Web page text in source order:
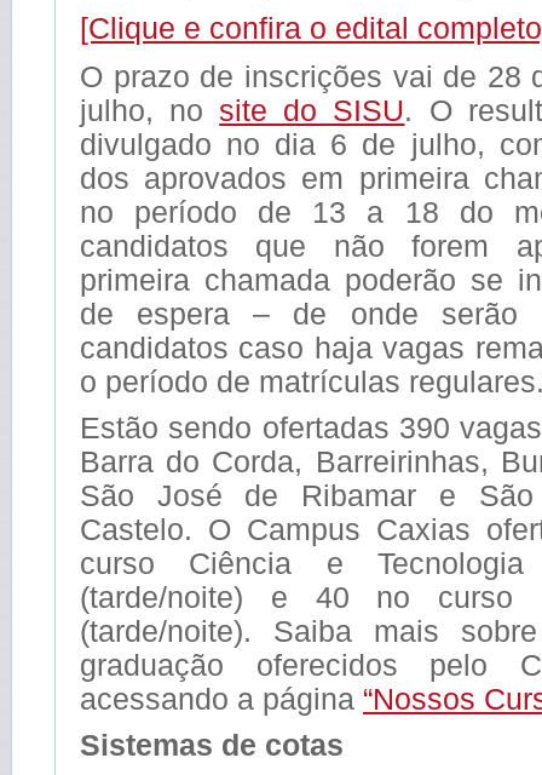
[Clique e confira o edital
O prazo de inscrições vai de 28
julho, no site do SISU. O
divulgado no dia 6 de julho,
dos aprovados em primeira
no período de 13 a 18 do
candidatos que não forem
primeira chamada poderão se
de espera – de onde serão
candidatos caso haja vagas
o período de matrículas
Estão sendo ofertadas 390
Barra do Corda, Barreirinhas,
São José de Ribamar e
Castelo. O Campus Caxias
curso Ciência e
(tarde/noite) e 40 no curso
(tarde/noite). Saiba mais
graduação oferecidos pelo
acessando a página “Nossos
Sistemas de cotas